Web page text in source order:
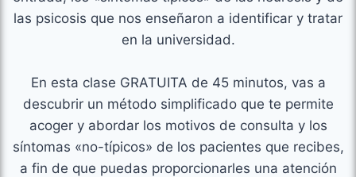
las psicosis que nos enseñaron a identificar y tratar
en la universidad.
En esta clase GRATUITA de 45 minutos, vas a
descubrir un método simplificado que te permite
acoger y abordar los motivos de consulta y los
síntomas «no-típicos» de los pacientes que recibes,
a fin de que puedas proporcionarles una atención